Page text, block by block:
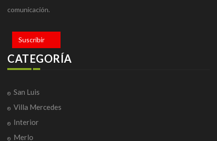
comunicación.
Suscribir
CATEGORÍA
San Luis
Villa Mercedes
Interior
Merlo